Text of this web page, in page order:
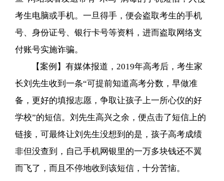
考生电脑或手机。一旦得手，便会盗取考生的手机
号、身份证号、银行卡号等资料，进而盗取网络支
付账号实施诈骗。
【案例】有媒体报道，2019年高考后，考生家
长刘先生收到一条“可提前知道高考分数，早做准
备，更好的填报志愿，争取让孩子上一所心仪的好
学校”的短信。刘先生高兴之余，便点击了短信上的
链接，可最终让刘先生没想到的是，孩子高考成绩
非但没查到，自己手机网银里的一万多块钱还不翼
而飞了，而且不停地收到该短信，十分苦恼。